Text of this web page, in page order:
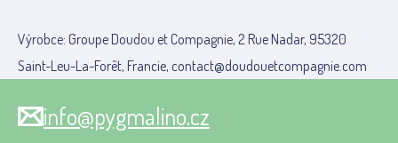
Výrobce: Groupe Doudou et Compagnie, 2 Rue Nadar, 95320
Saint-Leu-La-Forêt, Francie, contact@doudouetcompagnie.com
info@pygmalino.cz